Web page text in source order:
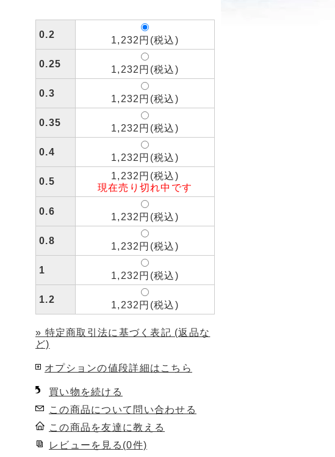
0.2
1,232円(税込)
0.25
1,232円(税込)
0.3
1,232円(税込)
0.35
1,232円(税込)
0.4
1,232円(税込)
0.5
1,232円(税込)
現在売り切れ中です
0.6
1,232円(税込)
0.8
1,232円(税込)
1
1,232円(税込)
1.2
1,232円(税込)
» 特定商取引法に基づく表記 (返品な
ど)
オプションの値段詳細はこちら
買い物を続ける
この商品について問い合わせる
この商品を友達に教える
レビューを見る(0件)